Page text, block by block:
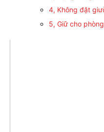
4, Không đặt
5, Giữ cho